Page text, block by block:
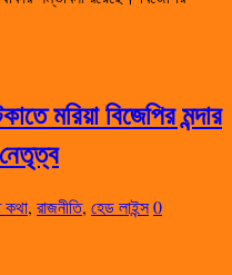
মরিয়া বিজেপির মন্দার
কথা, রাজনীতি, হেড লাইন্স0